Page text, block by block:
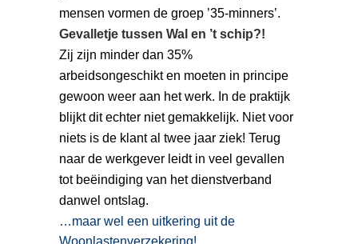
mensen vormen de groep ’35-minners’.
Gevalletje tussen Wal en ’t schip?!
Zij zijn minder dan 35%
arbeidsongeschikt en moeten in principe
gewoon weer aan het werk. In de praktijk
blijkt dit echter niet gemakkelijk. Niet voor
niets is de klant al twee jaar ziek! Terug
naar de werkgever leidt in veel gevallen
tot beëindiging van het dienstverband
danwel ontslag.
…maar wel een uitkering uit de
Woonlastenverzekering!